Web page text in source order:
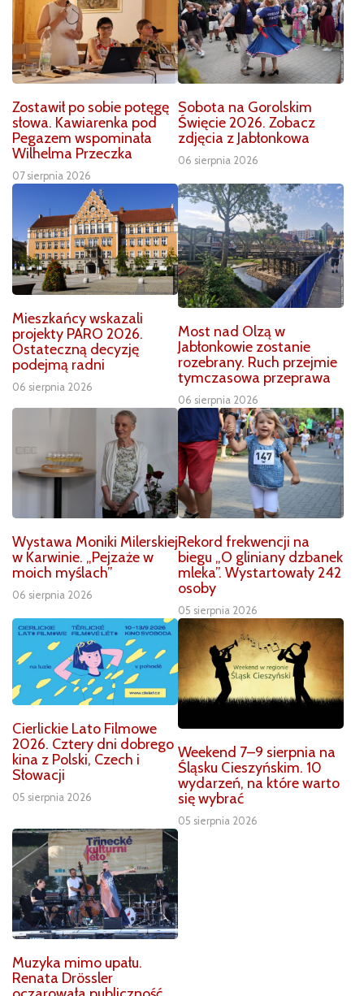
Zostawił po sobie potęgę
słowa. Kawiarenka pod
Pegazem wspominała
Wilhelma Przeczka
07 sierpnia 2026
Sobota na Gorolskim
Święcie 2026. Zobacz
zdjęcia z Jabłonkowa
06 sierpnia 2026
Mieszkańcy wskazali
projekty PARO 2026.
Ostateczną decyzję
podejmą radni
06 sierpnia 2026
Most nad Olzą w
Jabłonkowie zostanie
rozebrany. Ruch przejmie
tymczasowa przeprawa
06 sierpnia 2026
Wystawa Moniki Milerskiej
w Karwinie. „Pejzaże w
moich myślach”
06 sierpnia 2026
Rekord frekwencji na
biegu „O gliniany dzbanek
mleka”. Wystartowały 242
osoby
05 sierpnia 2026
Cierlickie Lato Filmowe
2026. Cztery dni dobrego
kina z Polski, Czech i
Słowacji
05 sierpnia 2026
Weekend 7–9 sierpnia na
Śląsku Cieszyńskim. 10
wydarzeń, na które warto
się wybrać
05 sierpnia 2026
Muzyka mimo upału.
Renata Drössler